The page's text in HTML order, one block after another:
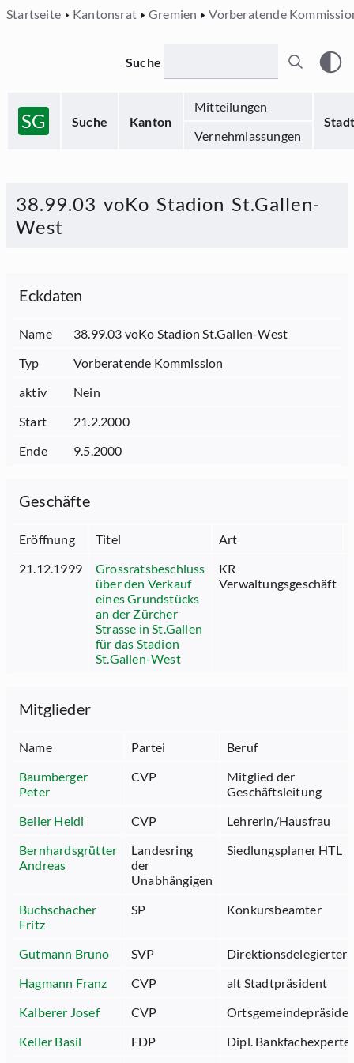
Startseite Kantonsrat Gremien Vorberatende
SG Suche Kanton
Mitteilungen
Stadt
Vernehmlassungen
Suche
38.99.03 voKo Stadion St.Gallen-
West
Eckdaten
Name
38.99.03 voKo Stadion St.Gallen-West
Typ
Vorberatende Kommission
aktiv
Nein
Start
21.2.2000
Ende
9.5.2000
Geschäfte
Eröffnung Titel Art
21.12.1999
Grossratsbeschluss
über den Verkauf
eines Grundstücks
an der Zürcher
Strasse in St.Gallen
für das Stadion
St.Gallen-West
KR
Verwaltungsgeschäft
Mitglieder
Name Partei
Beruf
Baumberger
Peter
CVP
Mitglied der
Geschäftsleitung
Beiler Heidi
CVP
Lehrerin/Hausfrau
Bernhardsgrütter
Andreas
Landesring
der
Unabhängigen
Siedlungsplaner HTL
Buchschacher
Fritz
SP Konkursbeamter
Gutmann Bruno SVP
Direktionsdelegierter
Hagmann Franz
CVP
alt Stadtpräsident
Kalberer Josef
CVP
Keller Basil
FDP Dipl. Bankfachexperte